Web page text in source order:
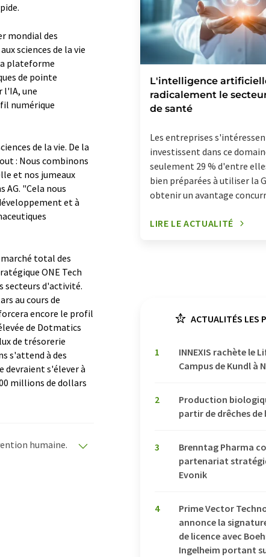
mondial des
sciences de la vie
plateforme
de pointe
l'IA, une
numérique
de la vie. De la
: Nous combinons
et nos jumeaux
AG. "Cela nous
et à
total des
ONE Tech
secteurs d'activité.
au cours de
encore le profil
de Dotmatics
de trésorerie
s'attend à des
devraient s'élever à
millions de dollars
humaine.
L'intelligence
radicalement le
de santé
Les entreprises
investissent dans ce
seulement 29 % d'entre
bien préparées à utiliser la
obtenir un avantage
LIRE LE ACTUALITÉ
ACTUALITÉS LES
1
INNEXIS rachète le
Campus de Kundl à
2
Production
partir de drêches de
3
Brenntag Pharma
partenariat
Evonik
4
Prime Vector
annonce la
de licence avec
Ingelheim portant